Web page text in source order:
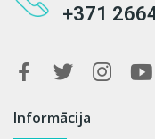
+371
Informācija